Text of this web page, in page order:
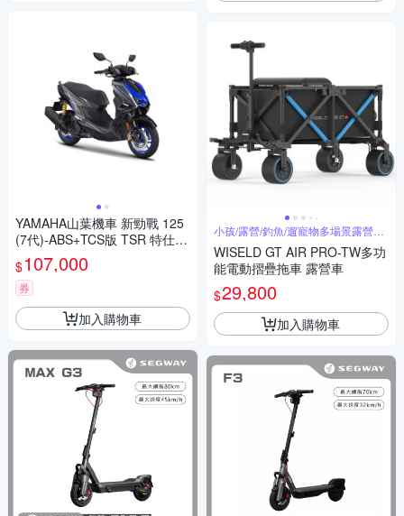
YAMAHA山葉機車 新勁戰 125
(7代)-ABS+TCS版 TSR 特仕
版-2026年
$107,000
券
加入購物車
小孩/露營/釣魚/遛寵物多場景露營神
車
WISELD GT AIR PRO-TW多功
能電動摺疊拖車 露營車
$29,800
加入購物車